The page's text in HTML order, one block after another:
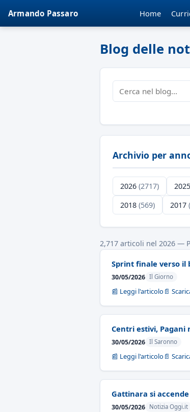
Armando Passaro Home
Blog delle
Archivio per
2026 (2717) 2025
2018 (569) 2017
2,717 articoli nel 2026 —
Sprint finale verso il
30/05/2026 Il Giorno
📰 Leggi l'articolo 📄
Centri estivi, Pagani
30/05/2026 Il Saronno
📰 Leggi l'articolo 📄
Gattinara si
30/05/2026 Notizia Oggi.it